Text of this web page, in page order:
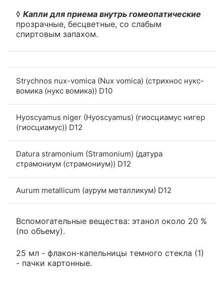
◊ Капли для приема внутрь гомеопатические
прозрачные, бесцветные, со слабым
спиртовым запахом.
Strychnos nux-vomica (Nux vomica) (стрихнос нукс-
вомика (нукс вомика)) D10
Hyoscyamus niger (Hyoscyamus) (гиосциамус нигер
(гиосциамус)) D12
Datura stramonium (Stramonium) (датура
страмониум (страмониум)) D12
Aurum metallicum (аурум металликум) D12
Вспомогательные вещества: этанол около 20 %
(по объему).
25 мл - флакон-капельницы темного стекла (1)
- пачки картонные.